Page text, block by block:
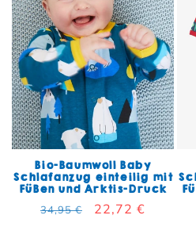
Bio-Baumwoll Baby
Schlafanzug einteilig mit
Füßen und Arktis-Druck
Normaler Preis
34,95 € Verkaufspreis
22,72 €